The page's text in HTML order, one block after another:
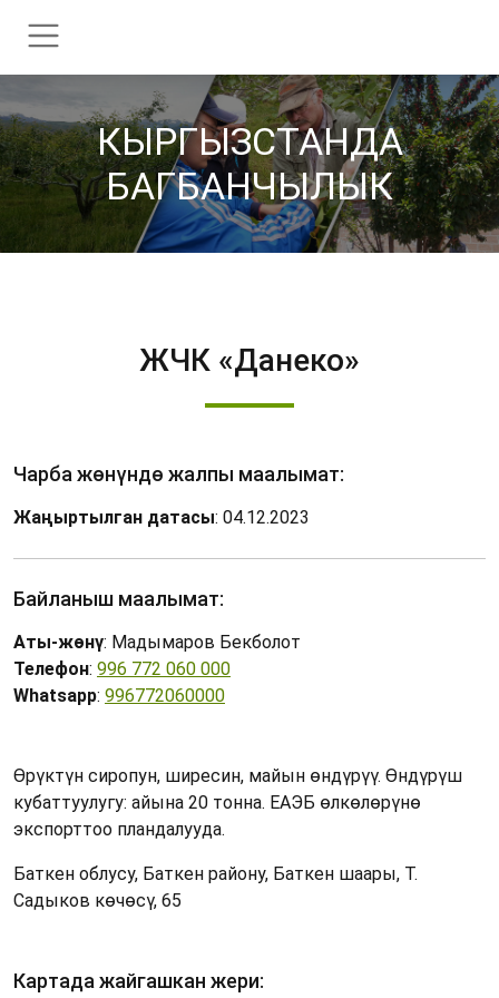
КЫРГЫЗСТАНДА
БАГБАНЧЫЛЫК
ЖЧК «Данеко»
Чарба жөнүндө жалпы маалымат:
Жаңыртылган датасы: 04.12.2023
Байланыш маалымат:
Аты-жөнү: Мадымаров Бекболот
Телефон: 996 772 060 000
Whatsapp: 996772060000
Өрүктүн сиропун, ширесин, майын өндүрүү. Өндүрүш
кубаттуулугу: айына 20 тонна. ЕАЭБ өлкөлөрүнө
экспорттоо пландалууда.
Баткен облусу, Баткен району, Баткен шаары, Т.
Садыков көчөсү, 65
Картада жайгашкан жери: